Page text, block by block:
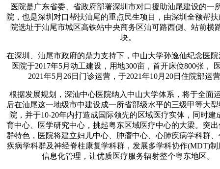
医院是广东省委、省政府部署深圳市对口援助汕尾建设的一
院，也是深圳对口帮扶汕尾的重点民生项目，由深圳全额帮
院选址于汕尾市城区高铁站中央商务区汕可路西侧、站前横
块。
在深圳、汕尾市政府的鼎力支持下，中山大学孙逸仙纪念医
医院于2017年5月动工建设，用地300亩，首开床位800张，
2021年5月26日门诊运营，于2021年10月20日住院部运
根据发展规划，深汕中心医院纳入中山大学体系，将于全面
后在汕尾这一地级市中建设成一所省部级水平的三级甲等大
院，并于10-20年内打造成国际领先的区域医疗实体，同时建
育中心、医学研究中心，挑起粤东区域医疗中心的大梁。突
群特色，医院将建立妇儿中心、肿瘤中心、心肺疾病学科群
疾病学科群及神经脊柱康复学科群，发展多学科协作(MDT)制
信息化管理，让优质医疗服务辐射整个粤东地区。